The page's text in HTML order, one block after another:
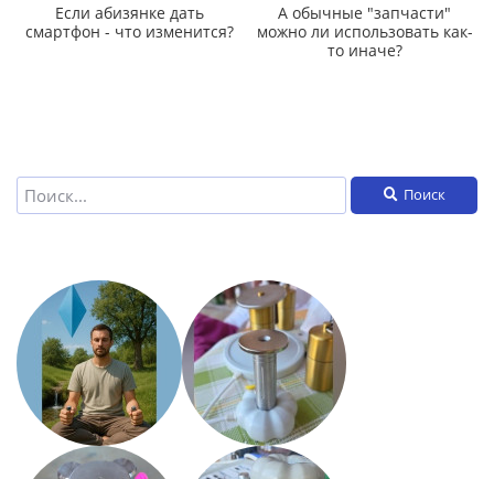
Если абизянке дать
смартфон - что изменится?
А обычные "запчасти"
можно ли использовать как-
то иначе?
Поиск